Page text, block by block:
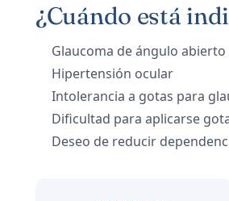
¿Cuándo está
Glaucoma de ángulo abierto
Hipertensión ocular
Intolerancia a gotas para
Dificultad para aplicarse
Deseo de reducir